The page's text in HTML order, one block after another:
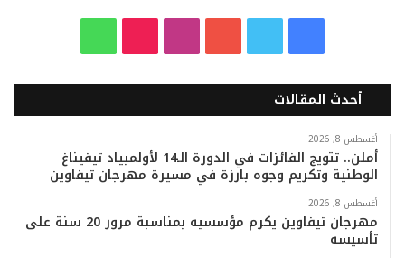
س
ب
و
ك
ي
ت
ر
ت
و
ب
س
ت
ق
ر
k
o
k
ت
س
ا
ب
أحدث المقالات
أغسطس 8, 2026
أملن.. تتويج الفائزات في الدورة الـ14 لأولمبياد تيفيناغ
الوطنية وتكريم وجوه بارزة في مسيرة مهرجان تيفاوين
أغسطس 8, 2026
مهرجان تيفاوين يكرم مؤسسيه بمناسبة مرور 20 سنة على
تأسيسه